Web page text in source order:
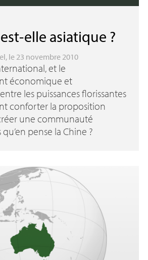
elle asiatique ?
, le 23 novembre 2010
et le
économique et
les puissances florissantes
conforter la proposition
une communauté
pense la Chine ?